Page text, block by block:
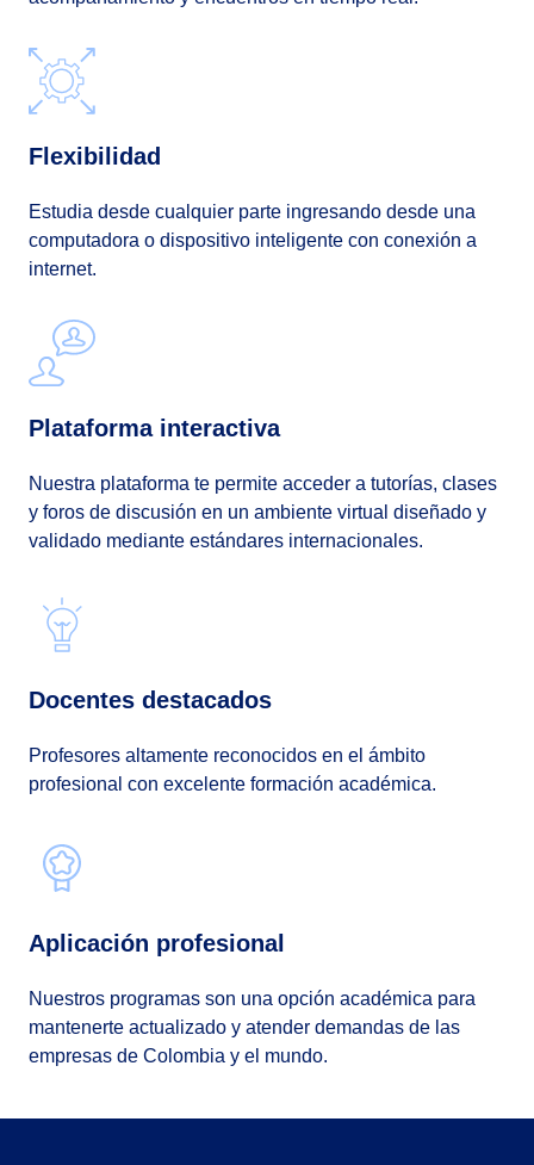
Flexibilidad
Estudia desde cualquier parte ingresando desde una
computadora o dispositivo inteligente con conexión a
internet.
Plataforma interactiva
Nuestra plataforma te permite acceder a tutorías, clases
y foros de discusión en un ambiente virtual diseñado y
validado mediante estándares internacionales.
Docentes destacados
Profesores altamente reconocidos en el ámbito
profesional con excelente formación académica.
Aplicación profesional
Nuestros programas son una opción académica para
mantenerte actualizado y atender demandas de las
empresas de Colombia y el mundo.